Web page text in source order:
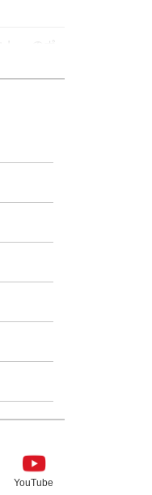
ト」 のポ
徹底解
YouTube